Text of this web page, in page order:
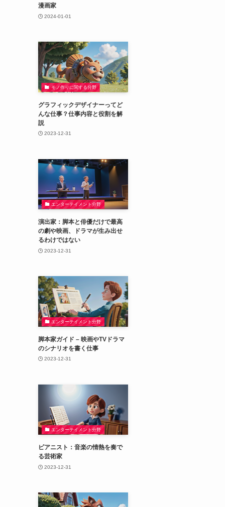
漫画家
2024-01-01
モノ作りに関する分野
グラフィックデザイナーってど
んな仕事？仕事内容と役割を解
説
2023-12-31
エンターテイメント分野
演出家：脚本と俳優だけで最高
の劇や映画、ドラマが生み出せ
るわけではない
2023-12-31
エンターテイメント分野
脚本家ガイド – 映画やTVドラマ
のシナリオを書く仕事
2023-12-31
エンターテイメント分野
ピアニスト：音楽の情熱を奏で
る芸術家
2023-12-31